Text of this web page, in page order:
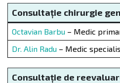
Consultație chirurgie
Octavian Barbu – Medic
Dr. Alin Radu – Medic
Consultație de